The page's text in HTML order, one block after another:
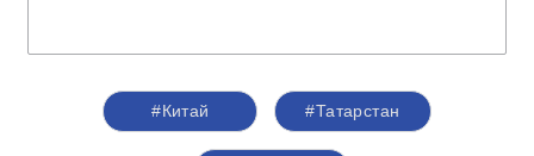
#Китай #Татарстан